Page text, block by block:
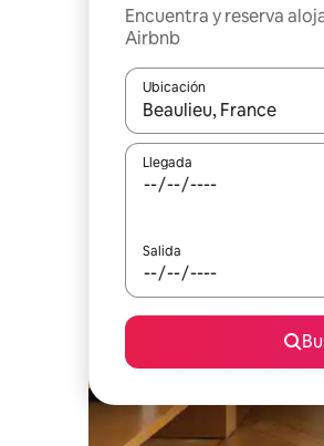
Encuentra y reserva
Airbnb
Ubicación
Cuando los resultados
Llegada
Salida